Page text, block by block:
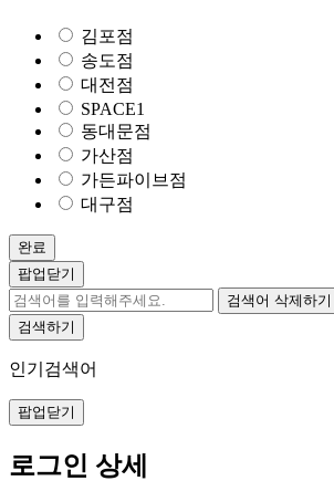
김포점
송도점
대전점
SPACE1
동대문점
가산점
가든파이브점
대구점
완료
팝업닫기
검색어 삭제하기
검색하기
인기검색어
팝업닫기
로그인 상세